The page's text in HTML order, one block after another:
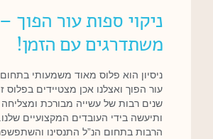
ניקוי ספות עור הפוך
משתדרגים עם הזמן!
ניסיון הוא פלוס מאוד משמעותי
עור הפוך ואצלנו אכן מצטיידים בפלוס
שנים רבות של עשייה מבורכת
ותיעשה בידי העובדים המקצועיים
הרבות בתחום הנ”ל התנסינו